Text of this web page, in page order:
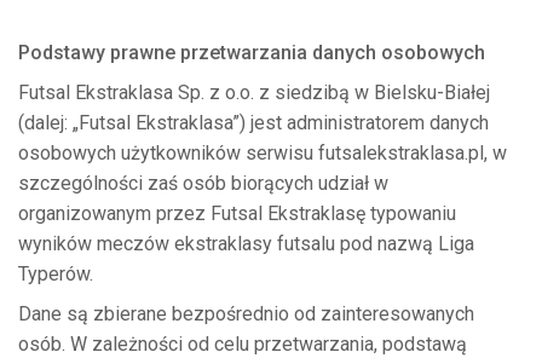
Podstawy prawne przetwarzania danych osobowych
Futsal Ekstraklasa Sp. z o.o. z siedzibą w Bielsku-Białej
(dalej: „Futsal Ekstraklasa”) jest administratorem danych
osobowych użytkowników serwisu futsalekstraklasa.pl, w
szczególności zaś osób biorących udział w
organizowanym przez Futsal Ekstraklasę typowaniu
wyników meczów ekstraklasy futsalu pod nazwą Liga
Typerów.
Dane są zbierane bezpośrednio od zainteresowanych
osób. W zależności od celu przetwarzania, podstawą